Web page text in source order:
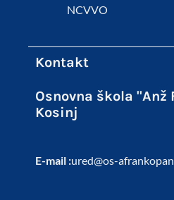
NCVVO
Kontakt
Osnovna škola "Anž
Kosinj
E-mail :ured@os-